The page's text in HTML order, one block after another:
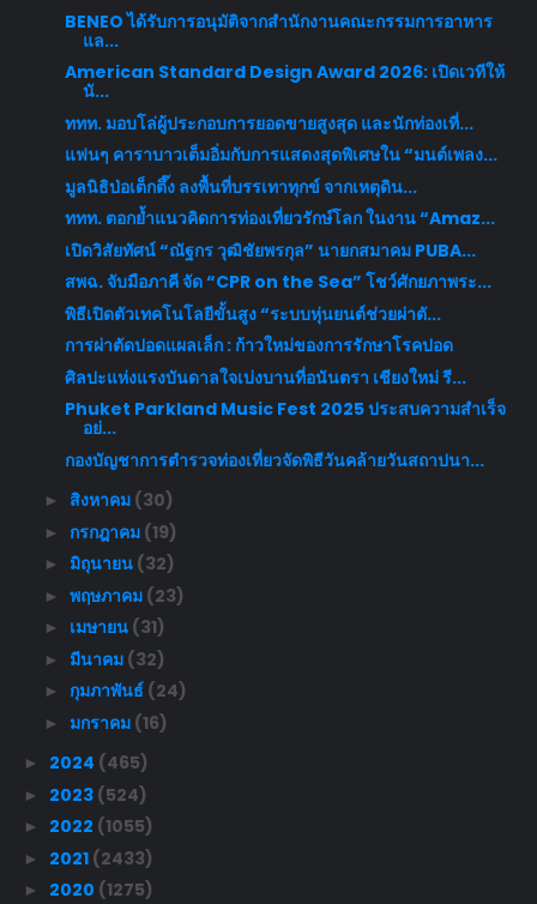
BENEO ได้รับการอนุมัติจากสำนักงานคณะกรรมการอาหาร
แล...
American Standard Design Award 2026: เปิดเวทีให้
นั...
ททท. มอบโล่ผู้ประกอบการยอดขายสูงสุด และนักท่องเที่...
แฟนๆ คาราบาวเต็มอิ่มกับการแสดงสุดพิเศษใน “มนต์เพลง...
มูลนิธิป่อเต็กตึ๊ง ลงพื้นที่บรรเทาทุกข์ จากเหตุดิน...
ททท. ตอกย้ำแนวคิดการท่องเที่ยวรักษ์โลก ในงาน “Amaz...
เปิดวิสัยทัศน์ “ณัฐกร วุฒิชัยพรกุล” นายกสมาคม PUBA...
สพฉ. จับมือภาคี จัด “CPR on the Sea” โชว์ศักยภาพระ...
พิธีเปิดตัวเทคโนโลยีขั้นสูง “ระบบหุ่นยนต์ช่วยผ่าตั...
การผ่าตัดปอดแผลเล็ก : ก้าวใหม่ของการรักษาโรคปอด
ศิลปะแห่งแรงบันดาลใจเบ่งบานที่อนันตรา เชียงใหม่ รี...
Phuket Parkland Music Fest 2025 ประสบความสำเร็จ
อย่...
กองบัญชาการตำรวจท่องเที่ยวจัดพิธีวันคล้ายวันสถาปนา...
► สิงหาคม (30)
► กรกฎาคม (19)
► มิถุนายน (32)
► พฤษภาคม (23)
► เมษายน (31)
► มีนาคม (32)
► กุมภาพันธ์ (24)
► มกราคม (16)
► 2024 (465)
► 2023 (524)
► 2022 (1055)
► 2021 (2433)
► 2020 (1275)